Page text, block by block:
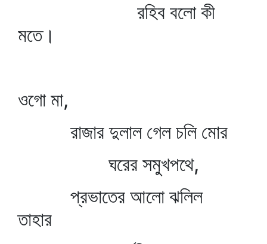
রহিব বলো কী
মতে।
ওগো মা,
রাজার দুলাল গেল চলি মোর
ঘরের সমুখপথে,
প্রভাতের আলো ঝলিল
তাহার